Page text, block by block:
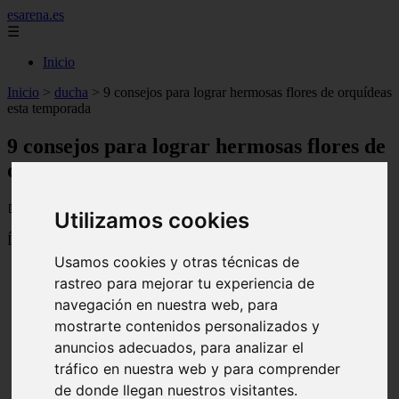
Utilizamos cookies
Usamos cookies y otras técnicas de
rastreo para mejorar tu experiencia de
navegación en nuestra web, para
mostrarte contenidos personalizados y
anuncios adecuados, para analizar el
tráfico en nuestra web y para comprender
de donde llegan nuestros visitantes.
esarena.es
☰
Inicio
Inicio > ducha > 9 consejos para lograr hermosas flores de orquídeas
esta temporada
9 consejos para lograr hermosas flores de
orquídeas esta temporada
📅 04/08/2025
Índice
9 consejos para lograr hermosas flores de orquídeas esta
temporada
Consigue la luz adecuada
Mantenga una buena rutina de riego
Busque plagas
Mantenga sus plantas libres de enfermedades
Aumentar la humedad
enfriar las cosas